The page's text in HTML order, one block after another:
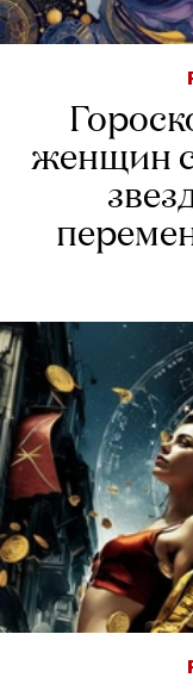
женщин с